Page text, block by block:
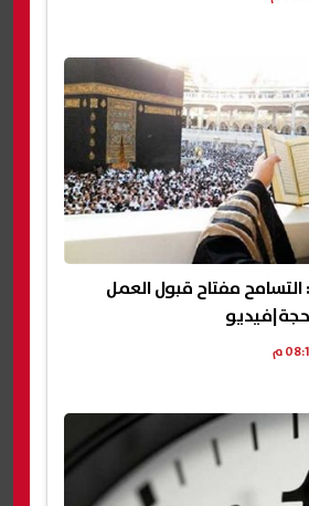
مفتاح قبول العمل